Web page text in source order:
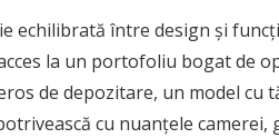
echilibrată între design și
la un portofoliu bogat de
de depozitare, un model
cu nuanțele